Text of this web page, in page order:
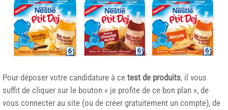
Pour déposer votre candidature à ce test de produits, il vous
suffit de cliquer sur le bouton « je profite de ce bon plan », de
vous connecter au site (ou de créer gratuitement un compte), de